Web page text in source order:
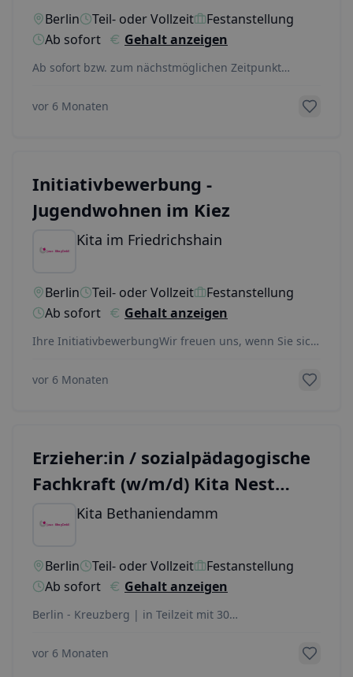
Berlin Teil- oder Vollzeit
Festanstellung
Ab sofort
Gehalt anzeigen
Ab sofort bzw. zum nächstmöglichen Zeitpunkt
vor 6 Monaten
Initiativbewerbung -
Jugendwohnen im Kiez
Kita im Friedrichshain
Berlin Teil- oder Vollzeit
Festanstellung
Ab sofort
Gehalt anzeigen
Ihre InitiativbewerbungWir freuen uns, wenn Sie sich
vor 6 Monaten
Erzieher:in / sozialpädagogische
Fachkraft (w/m/d) Kita Nest
Kreuzberg
Kita Bethaniendamm
Berlin Teil- oder Vollzeit
Festanstellung
Ab sofort
Gehalt anzeigen
Berlin - Kreuzberg | in Teilzeit mit 30
Berlin, e
vor 6 Monaten